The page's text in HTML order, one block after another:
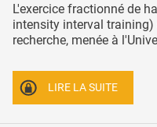
L'exercice fractionné de
intensity interval training)
recherche, menée à
LIRE LA SUITE